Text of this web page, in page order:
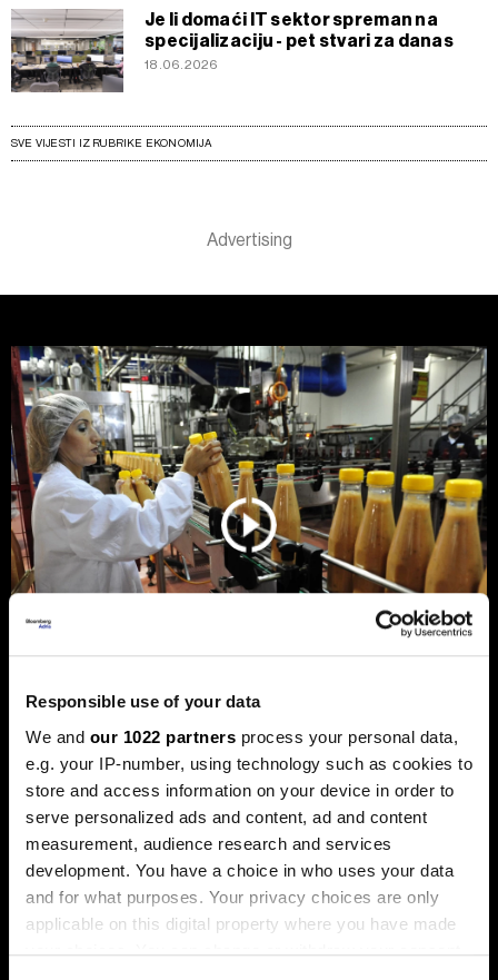
Responsible use of your data
We and our 1022 partners process your personal data,
e.g. your IP-number, using technology such as cookies to
store and access information on your device in order to
serve personalized ads and content, ad and content
measurement, audience research and services
development. You have a choice in who uses your data
and for what purposes. Your privacy choices are only
applicable on this digital property where you have made
your choices. You can change or withdraw your consent
Je li domaći IT sektor spreman na
specijalizaciju - pet stvari za danas
18.06.2026
SVE VIJESTI IZ RUBRIKE EKONOMIJA
Privreda FBiH povećala dobit za 12,3
posto, ali troškovi rada rastu
dvostruko brže
Analiza je predstavljena na zajedničkom sastanku FIA-e i
Udruženja poslodavaca Federacije BiH, gdje je istaknuto da
privatni sektor ostaje ključni nosilac ekonomskog rasta.
Od ukupno 28.634 privredna društva u Federaciji, čak 98,6
posto čine privatne kompanije, koje ostvaruju 90 posto
ukupnih prihoda i 95 posto ukupne dobiti.